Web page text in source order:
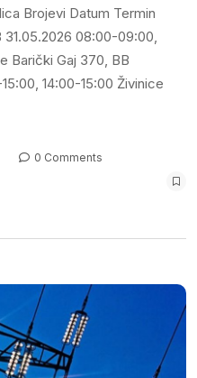
Brojevi Datum Termin
08:00-09:00,
Barički Gaj 370, BB
14:00-15:00 Živinice
0 Comments